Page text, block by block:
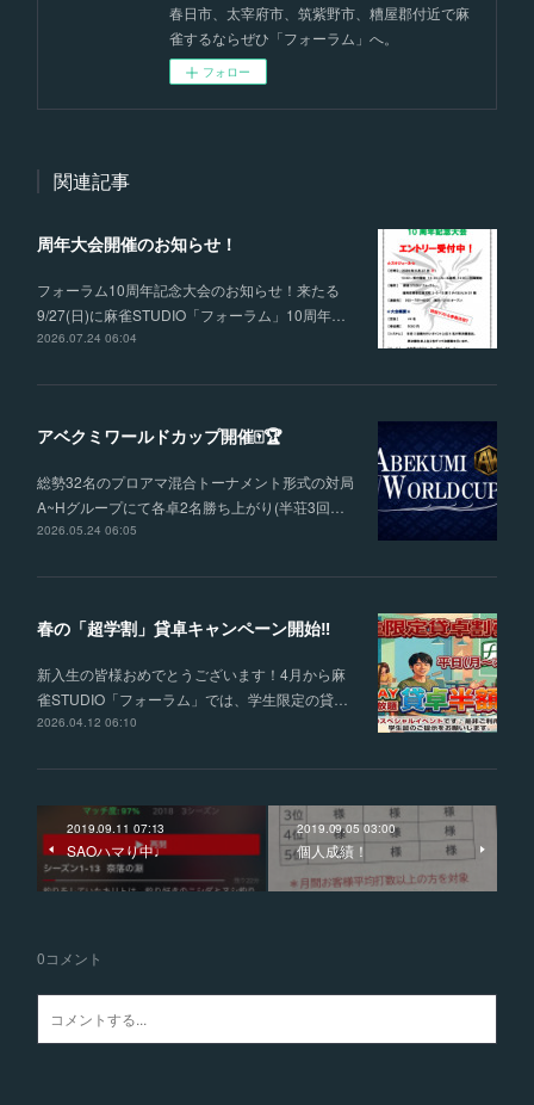
春日市、太宰府市、筑紫野市、糟屋郡付近で麻
雀するならぜひ「フォーラム」へ。
フォロー
関連記事
周年大会開催のお知らせ！
フォーラム10周年記念大会のお知らせ！来たる
9/27(日)に麻雀STUDIO「フォーラム」10周年…
2026.07.24 06:04
アベクミワールドカップ開催🀄🏆
総勢32名のプロアマ混合トーナメント形式の対局
A~Hグループにて各卓2名勝ち上がり(半荘3回…
2026.05.24 06:05
春の「超学割」貸卓キャンペーン開始‼
新入生の皆様おめでとうございます！4月から麻
雀STUDIO「フォーラム」では、学生限定の貸…
2026.04.12 06:10
2019.09.11 07:13
SAOハマり中♩
2019.09.05 03:00
個人成績！
0コメント